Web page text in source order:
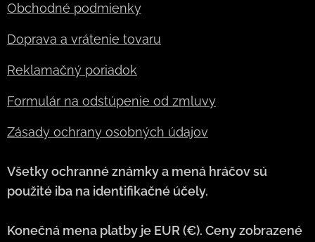
Obchodné podmienky
Doprava a vrátenie tovaru
Reklamačný poriadok
Formulár na odstúpenie od zmluvy
Zásady ochrany osobných údajov
Všetky ochranné známky a mená hráčov sú
použité iba na identifikačné účely.
Konečná mena platby je EUR (€). Ceny zobrazené